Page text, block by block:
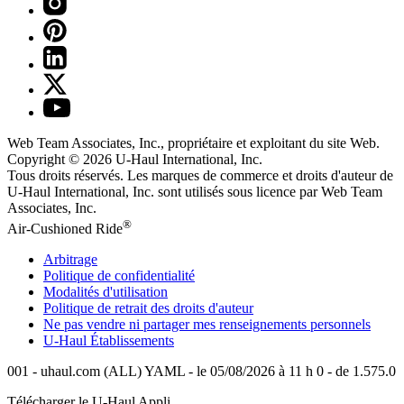
Web Team Associates, Inc., propriétaire et exploitant du site Web.
Copyright © 2026 U-Haul International, Inc.
Tous droits réservés. Les marques de commerce et droits d'auteur de
U-Haul International, Inc. sont utilisés sous licence par Web Team
Associates, Inc.
Air-Cushioned Ride®
Arbitrage
Politique de confidentialité
Modalités d'utilisation
Politique de retrait des droits d'auteur
Ne pas vendre ni partager mes renseignements personnels
U-Haul Établissements
001 - uhaul.com (ALL) YAML - le 05/08/2026 à 11 h 0 - de 1.575.0